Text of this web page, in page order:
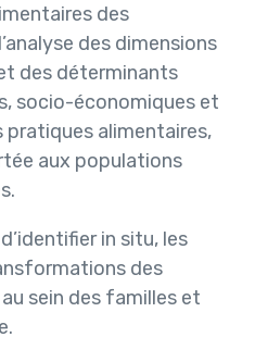
des
des dimensions
des déterminants
socio-économiques et
pratiques alimentaires,
aux populations
in situ, les
des
sein des familles et